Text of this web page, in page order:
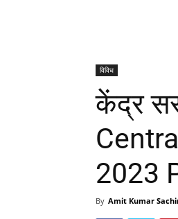
विविध
केंद्र
2023
By Amit Kumar